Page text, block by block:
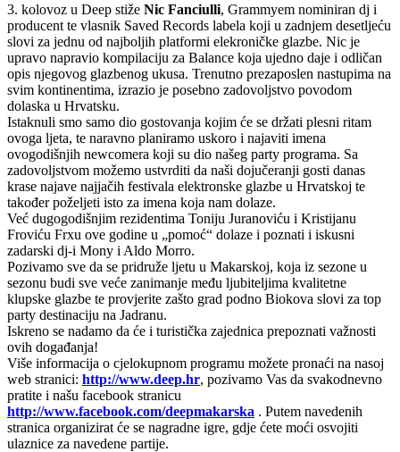
3. kolovoz u Deep stiže Nic Fanciulli, Grammyem nominiran dj i
producent te vlasnik Saved Records labela koji u zadnjem desetljeću
slovi za jednu od najboljih platformi elekroničke glazbe. Nic je
upravo napravio kompilaciju za Balance koja ujedno daje i odličan
opis njegovog glazbenog ukusa. Trenutno prezaposlen nastupima na
svim kontinentima, izrazio je posebno zadovoljstvo povodom
dolaska u Hrvatsku.
Istaknuli smo samo dio gostovanja kojim će se držati plesni ritam
ovoga ljeta, te naravno planiramo uskoro i najaviti imena
ovogodišnjih newcomera koji su dio našeg party programa. Sa
zadovoljstvom možemo ustvrditi da naši dojučeranji gosti danas
krase najave najjačih festivala elektronske glazbe u Hrvatskoj te
također poželjeti isto za imena koja nam dolaze.
Već dugogodišnjim rezidentima Toniju Juranoviću i Kristijanu
Froviću Frxu ove godine u „pomoć“ dolaze i poznati i iskusni
zadarski dj-i Mony i Aldo Morro.
Pozivamo sve da se pridruže ljetu u Makarskoj, koja iz sezone u
sezonu budi sve veće zanimanje među ljubiteljima kvalitetne
klupske glazbe te provjerite zašto grad podno Biokova slovi za top
party destinaciju na Jadranu.
Iskreno se nadamo da će i turistička zajednica prepoznati važnosti
ovih događanja!
Više informacija o cjelokupnom programu možete pronaći na nasoj
web stranici: http://www.deep.hr, pozivamo Vas da svakodnevno
pratite i našu facebook stranicu
http://www.facebook.com/deepmakarska . Putem navedenih
stranica organizirat će se nagradne igre, gdje ćete moći osvojiti
ulaznice za navedene partije.